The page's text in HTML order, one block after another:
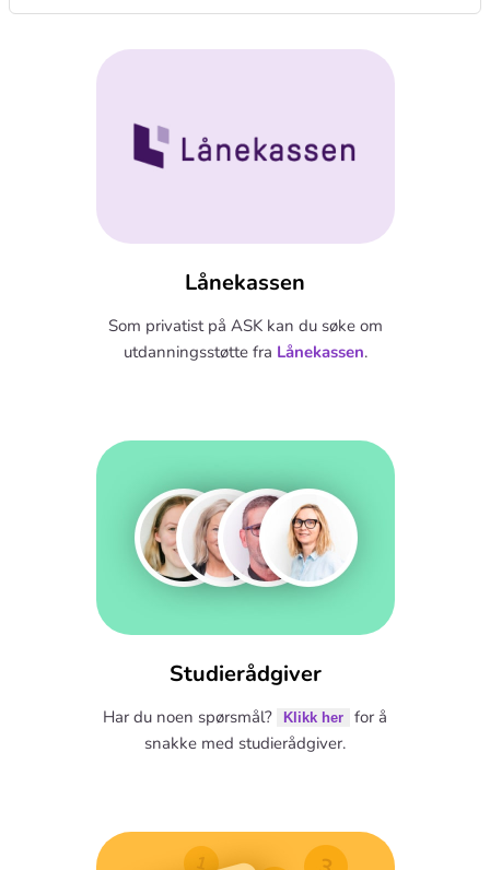
Lånekassen
Som privatist på ASK kan du søke om
utdanningsstøtte fra Lånekassen.
Studierådgiver
Har du noen spørsmål? Klikk her
for å
snakke med studierådgiver.